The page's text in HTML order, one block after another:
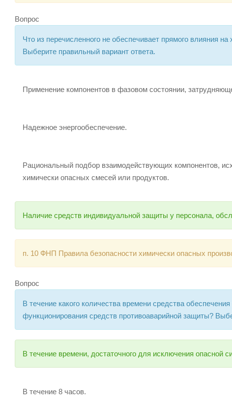
Вопрос
Что из перечисленного не обеспечивает прямого влияния
Выберите правильный вариант ответа.
Применение компонентов в фазовом состоянии,
Надежное энергообеспечение.
Рациональный подбор взаимодействующих компонентов,
химически опасных смесей или продуктов.
Наличие средств индивидуальной защиты у персонала,
п. 10 ФНП Правила безопасности химически опасных
Вопрос
В течение какого количества времени средства
функционирования средств противоаварийной защиты?
В течение времени, достаточного для исключения опасной
В течение 8 часов.